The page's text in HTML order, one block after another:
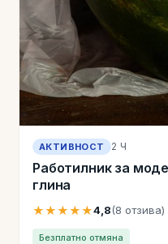
АКТИВНОСТ 2 Ч
Работилник за
глина
★★★★★4,8(8 отзива)
Безплатно отмяна